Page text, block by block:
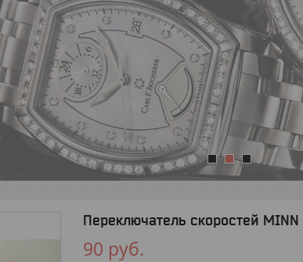
Переключатель скоростей MINN
90 руб.